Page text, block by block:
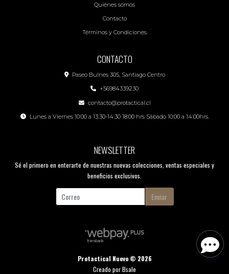
Quiénes somos
Contacto
Términos y Condiciones
CONTACTO
Paseo Bulnes 305, Santiago Centro
+56984339230
contacto@protactical.cl
Lunes a Viernes 10:00 a 13:30-14:30 18:00 hrs Sábado 10:00 a 14:00hrs.
NEWSLETTER
Sé el primero en enterarte de nuestras nuevas colecciones, ventas especiales y
beneficios exclusivos.
Enviar
Protactical Nuevo © 2026
Creado porBsale